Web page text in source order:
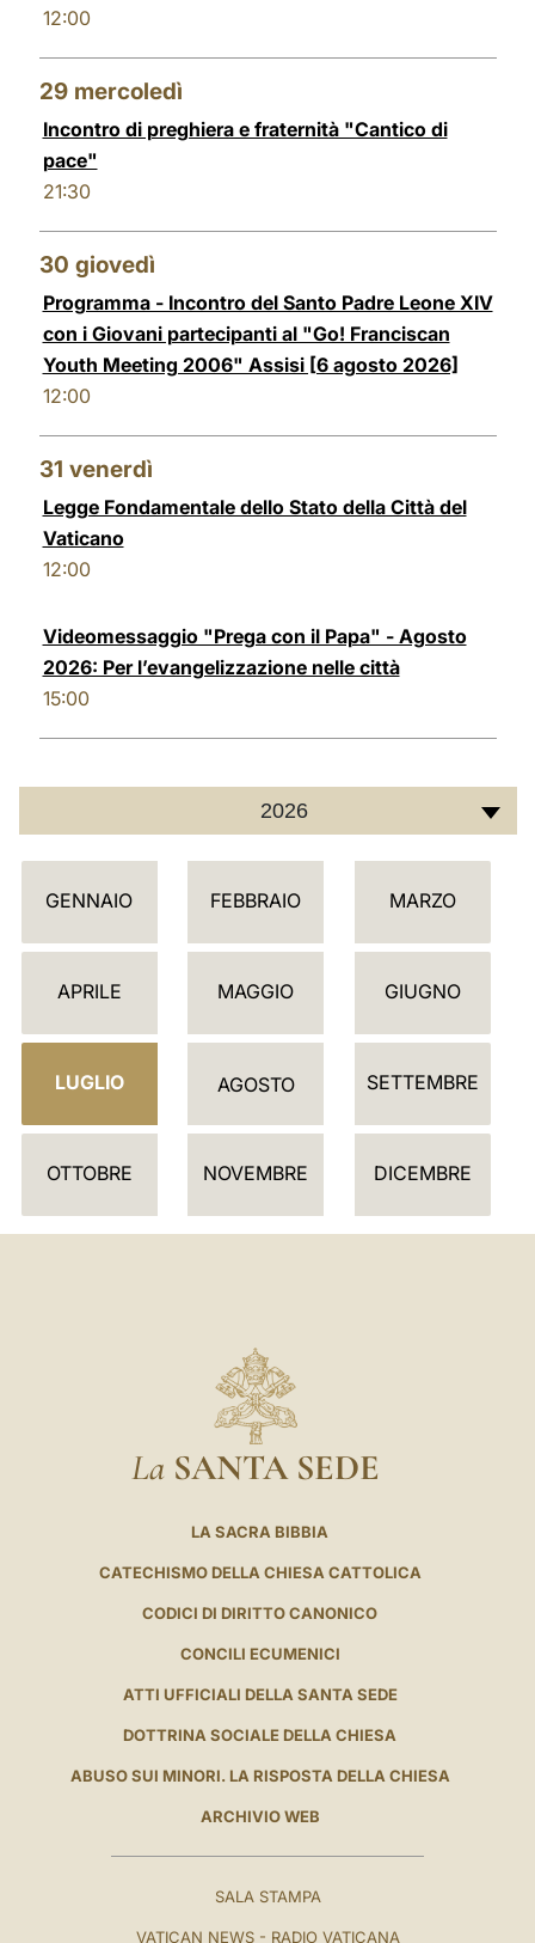
12:00
29 mercoledì
Incontro di preghiera e fraternità "Cantico di
pace"
21:30
30 giovedì
Programma - Incontro del Santo Padre Leone XIV
con i Giovani partecipanti al "Go! Franciscan
Youth Meeting 2006" Assisi [6 agosto 2026]
12:00
31 venerdì
Legge Fondamentale dello Stato della Città del
Vaticano
12:00
Videomessaggio "Prega con il Papa" - Agosto
2026: Per l’evangelizzazione nelle città
15:00
2026
C
L
D
R
GENNAIO FEBBRAIO MARZO
APRILE MAGGIO GIUGNO
LUGLIO AGOSTO SETTEMBRE
OTTOBRE NOVEMBRE DICEMBRE
La SANTA SEDE
LA SACRA BIBBIA
CATECHISMO DELLA CHIESA CATTOLICA
CODICI DI DIRITTO CANONICO
CONCILI ECUMENICI
ATTI UFFICIALI DELLA SANTA SEDE
DOTTRINA SOCIALE DELLA CHIESA
ABUSO SUI MINORI. LA RISPOSTA DELLA CHIESA
ARCHIVIO WEB
SALA STAMPA
VATICAN NEWS - RADIO VATICANA